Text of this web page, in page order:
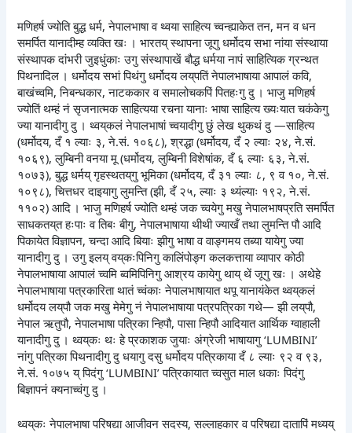
मणिहर्ष ज्योति बुद्ध धर्म, नेपालभाषा व थ्वया साहित्य च्वन्ह्याकेत तन, मन व धन
समर्पित यानादीम्ह व्यक्ति खः । भारतय् स्थापना जूगु धर्मोदय सभा नांया संस्थाया
संस्थापक दांभरी जुइधुंकाः उगु संस्थापाखें बौद्ध धर्मया नापं साहित्यिक ग्रन्थत
पिथनादिल । धर्मोदय सभां पिथंगु धर्मोदय लय्‌पतिं नेपालभाषाया आपालं कवि,
बाखंच्वमि, निबन्धकार, नाटककार व समालोचकपिं पितहःगु दु । भाजु मणिहर्ष
ज्योतिं थम्हं नं सृजनात्मक साहित्यया रचना यानाः भाषा साहित्य ख्यःयात चकंकेगु
ज्या यानादीगु दु । थ्वय्‌कलं नेपालभाषां च्वयादीगु छुं लेख थुकथं दु —साहित्य
(धर्मोदय, दँ १ ल्याः ३, ने.सं. १०६८), श्रद्धा (धर्मोदय, दँ २ ल्याः २४, ने.सं.
१०६९), लुम्बिनी वनया मू (धर्मोदय, लुम्बिनी विशेषांक, दँ ६ ल्याः ६३, ने.सं.
१०७३), बुद्ध धर्मय् गृहस्थतय्‌गु भूमिका (धर्मोदय, दँ ३१ ल्याः ८, ९ व १०, ने.सं.
१०९८), चित्तधर दाइयागु लुमन्ति (झी, दँ २५, ल्याः ३ थ्यंल्याः १९२, ने.सं.
११०२) आदि । भाजु मणिहर्ष ज्योति थम्हं जक च्वयेगु मखु नेपालभाषप्रति समर्पित
साधकतय्‌त हःपाः व तिबः बीगु, नेपालभाषाया थीथी ज्याखँ तथा लुमन्ति पौ आदि
पिकायेत विज्ञापन, चन्दा आदि बियाः झीगु भाषा व वाङ्गमय तब्या यायेगु ज्या
यानादीगु दु । उगु इलय् वय्‌कःपिनिगु कालिंपोङ्ग कलकत्ताया व्यापार कोठी
नेपालभाषाया आपालं च्वमि ब्वमिपिनिगु आश्रय कायेगु थाय् थें जूगु खः । अथेहे
नेपालभाषाया पत्रकारिता थातं च्वंकाः नेपालभाषायात थपू यानायंकेत थ्वय्‌कलं
धर्मोदय लय्‌पौ जक मखु मेमेगु नं नेपालभाषाया पत्रपत्रिका गथे— झी लय्‌पौ,
नेपाल ऋतुपौ, नेपालभाषा पत्रिका न्हिपौ, पासा न्हिपौ आदियात आर्थिक ग्वाहाली
यानादीगु दु । थ्वय्‌कः थः हे प्रकाशक जुयाः अंग्रेजी भाषायागु ‘LUMBINI’
नांगु पत्रिका पिथनादीगु दु धयागु दसु धर्मोदय पत्रिकाया दँ ८ ल्याः ९२ व ९३,
ने.सं. १०७५ य् पिदंगु ‘LUMBINI’ पत्रिकायात च्वसुत माल धकाः पिदंगु
बिज्ञापनं क्यनाच्वंगु दु ।
थ्वय्‌कः नेपालभाषा परिषद्या आजीवन सदस्य, सल्लाहकार व परिषद्या दातापिं मध्यय्